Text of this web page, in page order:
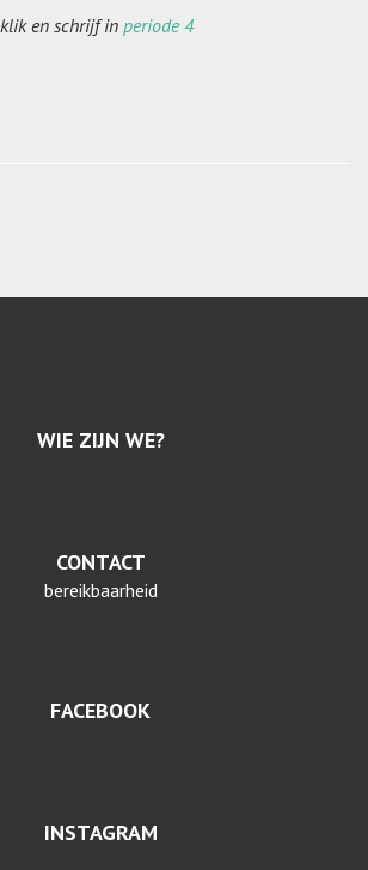
klik en schrijf in periode 4
WIE ZIJN WE?
CONTACT
bereikbaarheid
FACEBOOK
INSTAGRAM